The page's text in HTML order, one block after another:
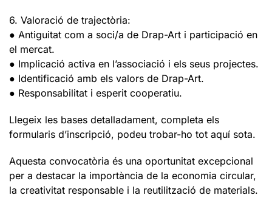
6. Valoració de trajectòria:
● Antiguitat com a soci/a de Drap-Art i participació en
el mercat.
● Implicació activa en l’associació i els seus projectes.
● Identificació amb els valors de Drap-Art.
● Responsabilitat i esperit cooperatiu.
Llegeix les bases detalladament, completa els
formularis d’inscripció, podeu trobar-ho tot aquí sota.
Aquesta convocatòria és una oportunitat excepcional
per a destacar la importància de la economia circular,
la creativitat responsable i la reutilització de materials.